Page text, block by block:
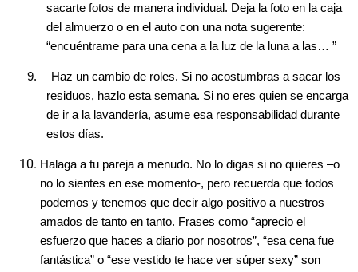
sacarte fotos de manera individual. Deja la foto en la caja
del almuerzo o en el auto con una nota sugerente:
“encuéntrame para una cena a la luz de la luna a las… ”
9.
Haz un cambio de roles. Si no acostumbras a sacar los
residuos, hazlo esta semana. Si no eres quien se encarga
de ir a la lavandería, asume esa responsabilidad durante
estos días.
Halaga a tu pareja a menudo. No lo digas si no quieres –o
no lo sientes en ese momento-, pero recuerda que todos
podemos y tenemos que decir algo positivo a nuestros
amados de tanto en tanto. Frases como “aprecio el
esfuerzo que haces a diario por nosotros”, “esa cena fue
fantástica” o “ese vestido te hace ver súper sexy” son